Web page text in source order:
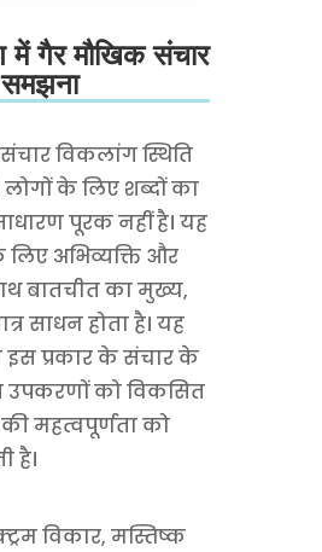
में गैर मौखिक संचार
समझना
विकलांग स्थिति
के लिए शब्दों का
पूरक नहीं है। यह
अभिव्यक्ति और
बातचीत का मुख्य,
साधन होता है। यह
इस प्रकार के संचार के
उपकरणों को विकसित
महत्वपूर्णता को
है।
विकार, मस्तिष्क